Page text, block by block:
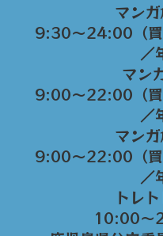
マンガ
9:30～24:00（買
／
マン
9:00～22:00（買
／
マンガ
9:00〜22:00（買
／
トレト
10:00〜